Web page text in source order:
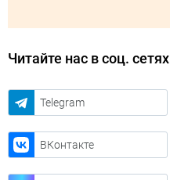
Читайте нас в соц. сетях
Telegram
ВКонтакте